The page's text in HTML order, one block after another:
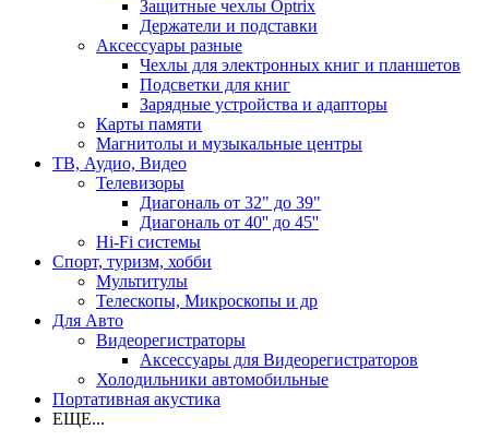
Защитные чехлы Optrix
Держатели и подставки
Аксессуары разные
Чехлы для электронных книг и планшетов
Подсветки для книг
Зарядные устройства и адапторы
Карты памяти
Магнитолы и музыкальные центры
ТВ, Аудио, Видео
Телевизоры
Диагональ от 32" до 39"
Диагональ от 40'' до 45''
Hi-Fi системы
Спорт, туризм, хобби
Мультитулы
Телескопы, Микроскопы и др
Для Авто
Видеорегистраторы
Аксессуары для Видеорегистраторов
Холодильники автомобильные
Портативная акустика
ЕЩЕ...